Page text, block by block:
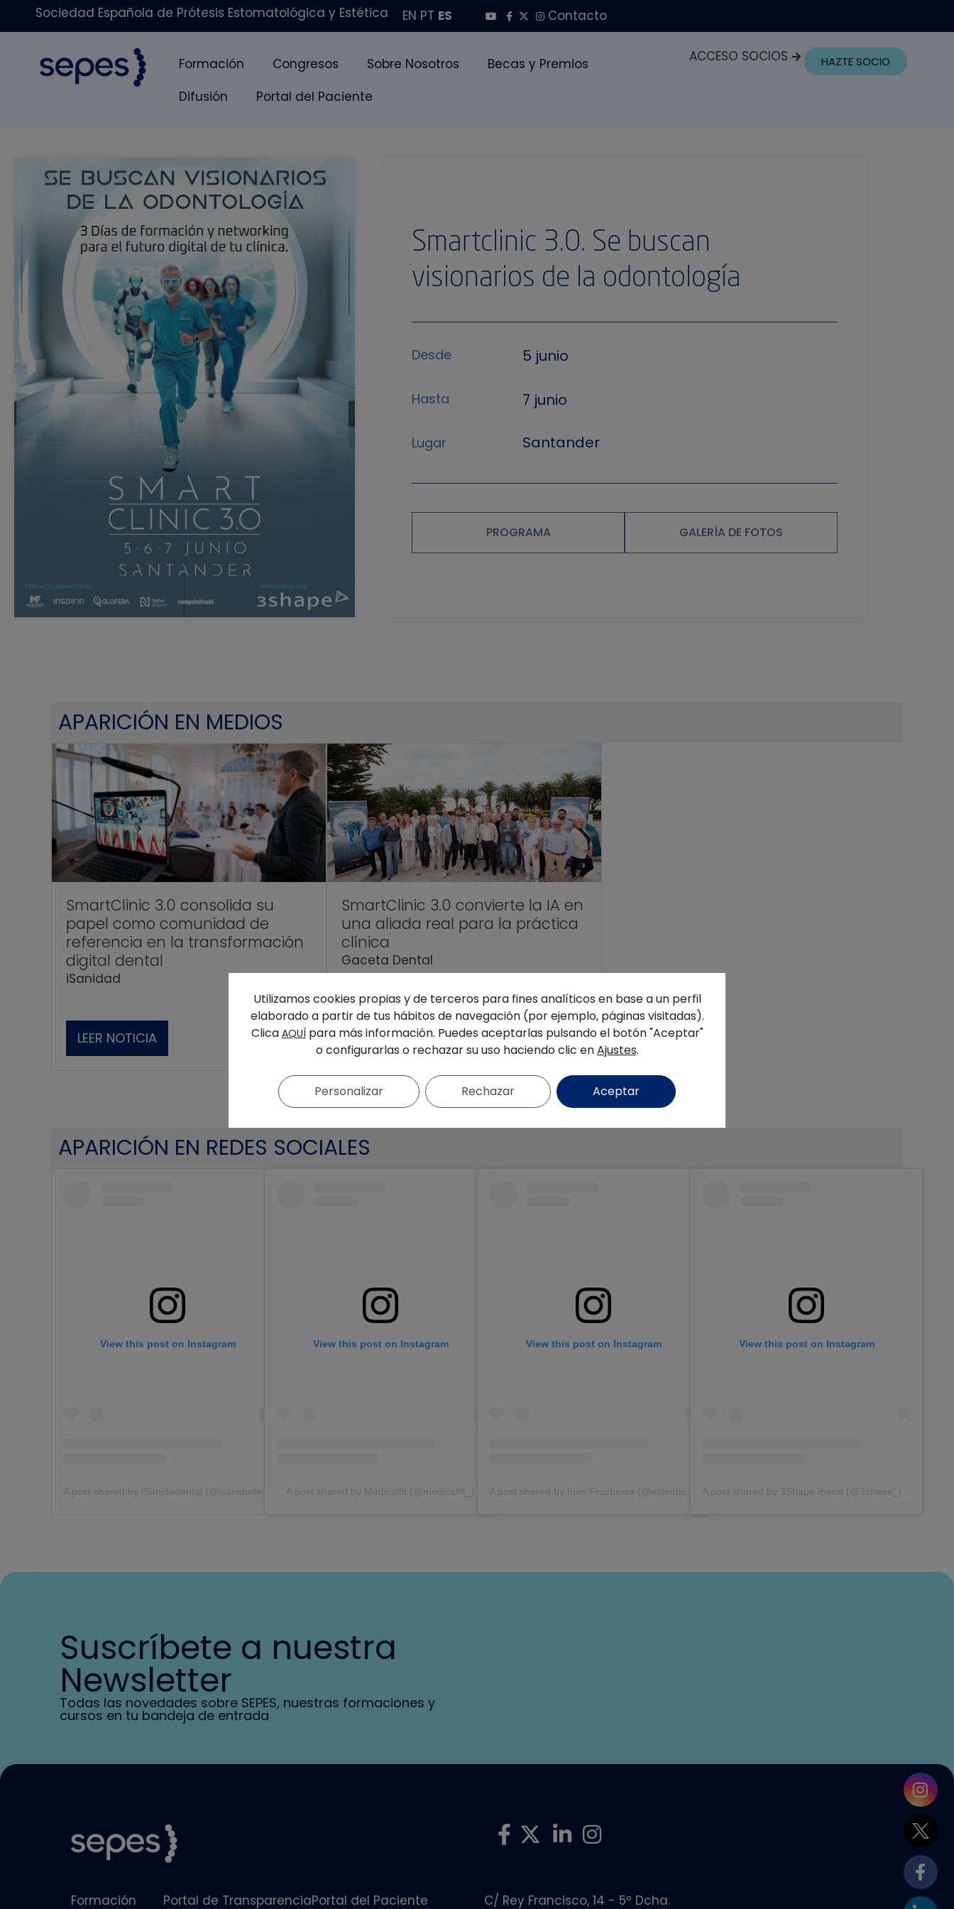
Sociedad Española de Prótesis Estomatológica y Estética EN PT ES Contacto
Formación Congresos Sobre Nosotros
Becas y Premios
Difusión
Portal del Paciente
ACCESO SOCIOS HAZTE SOCIO
Smartclinic 3.0. Se buscan
visionarios de la odontología
Desde 5 junio
Hasta 7 junio
Lugar Santander
PROGRAMA GALERÍA DE FOTOS
APARICIÓN EN MEDIOS
SmartClinic 3.0 consolida su
papel como comunidad de
referencia en la transformación
digital dental
iSanidad
LEER NOTICIA
SmartClinic 3.0 convierte la IA en
una aliada real para la práctica
clínica
Gaceta Dental
LEER NOTICIA
APARICIÓN EN REDES SOCIALES
View this post on Instagram View this post on Instagram
A post shared by Medicalfit (@medicalfit_)
View this post on Instagram View this post on Instagram
A post shared by 3Shape Iberia (@3shape_iberia)
Suscríbete a nuestra
Newsletter
Todas las novedades sobre SEPES, nuestras formaciones y
cursos en tu bandeja de entrada
Formación Portal de TransparenciaPortal del Paciente C/ Rey Francisco, 14 - 5º Dcha.
Utilizamos cookies propias y de terceros para fines analíticos en base a un perfil
elaborado a partir de tus hábitos de navegación (por ejemplo, páginas visitadas).
Clica AQUÍpara más información. Puedes aceptarlas pulsando el botón "Aceptar"
o configurarlas o rechazar su uso haciendo clic enAjustes.
Aceptar
Rechazar
Personalizar